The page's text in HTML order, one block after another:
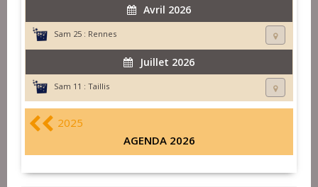
Avril 2026
Sam 25 : Rennes
Juillet 2026
Sam 11 : Taillis
2025
AGENDA 2026